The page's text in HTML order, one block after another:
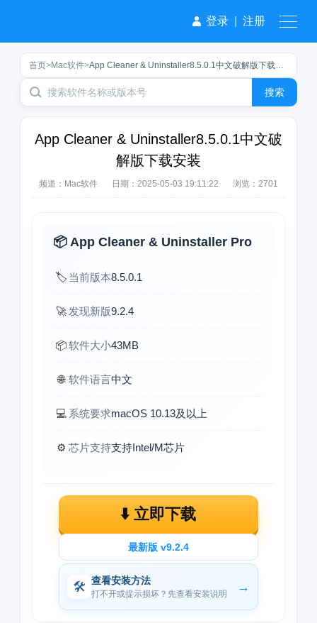
登录 注册
搜索
首页>Mac软件> App Cleaner & Uninstaller8.5.0.1中文破解版下载安装
App Cleaner & Uninstaller8.5.0.1中文破
解版下载安装
频道： Mac软件 日期： 2025-05-03 19:11:22 浏览：2701
📦 App Cleaner & Uninstaller Pro
🏷️ 当前版本8.5.0.1
🚀 发现新版9.2.4
📦软件大小43MB
🌐 软件语言中文
💻 系统要求macOS 10.13及以上
⚙️ 芯片支持支持Intel/M芯片
⬇️ 立即下载
最新版 v9.2.4
🛠 查看安装方法
打不开或提示损坏？先查看安装说明 →